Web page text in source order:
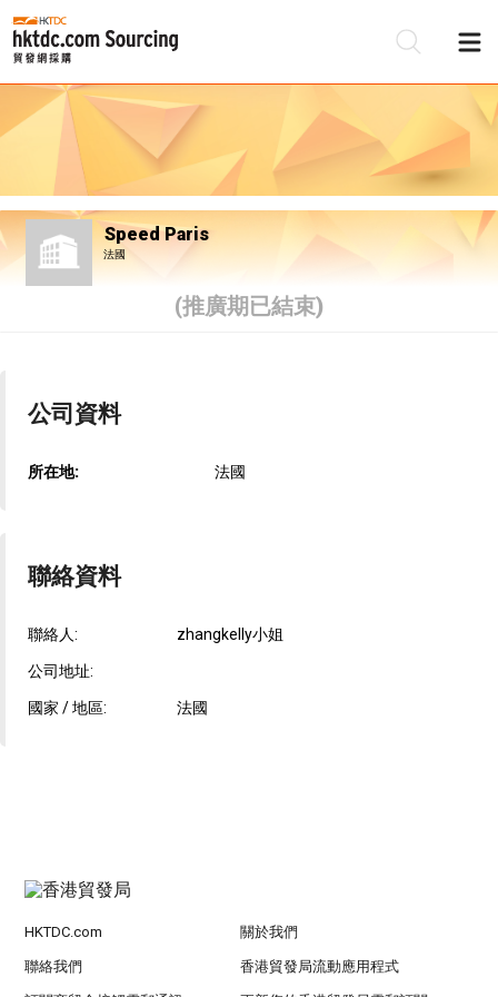
Speed Paris
法國
(推廣期已結束)
公司資料
所在地: 法國
聯絡資料
聯絡人: zhangkelly小姐
公司地址:
國家 / 地區: 法國
HKTDC.com 關於我們
聯絡我們 香港貿發局流動應用程式